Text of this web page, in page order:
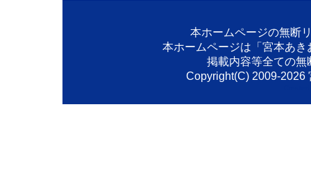
本ホームページの無断
本ホームページは「宮本あ
掲載内容等全ての無
Copyright(C) 2009-2026